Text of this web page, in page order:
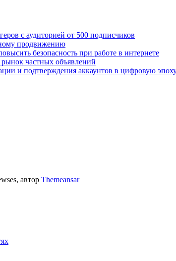
с аудиторией от 500 подписчиков
продвижению
безопасность при работе в интернете
частных объявлений
и подтверждения аккаунтов в цифровую
автор Themeansar